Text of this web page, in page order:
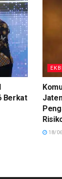
Berkat
18/